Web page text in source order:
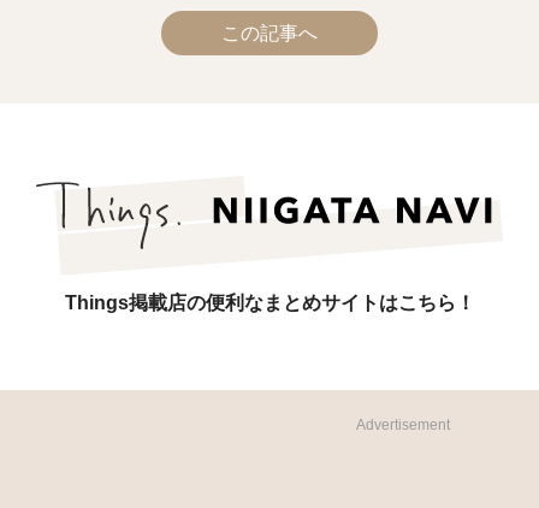
この記事へ
Things掲載店の便利なまとめサイトはこちら！
Advertisement